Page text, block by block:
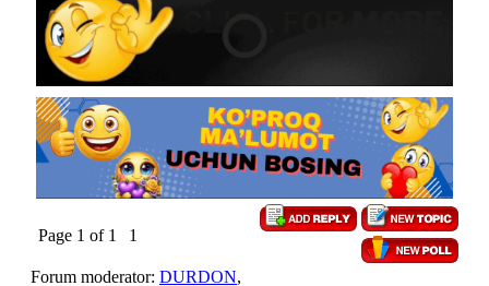
Page 1 of 1 1
Forum moderator: DURDON,